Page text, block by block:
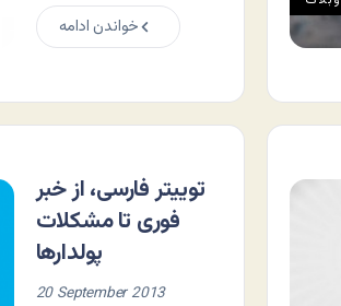
خواندن ادامه
توییتر فارسی، از خبر
فوری تا مشکلات
پولدارها
20 September 2013